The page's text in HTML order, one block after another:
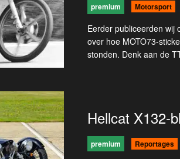
premium Motorsport
Eerder publiceerden wij
over hoe MOTO73-
stonden. Denk aan de
Hellcat X132-
premium Reportages